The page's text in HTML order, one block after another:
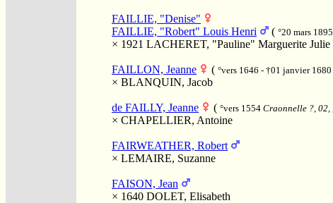
FAILLIE, "Denise"
FAILLIE, "Robert" Louis Henri
( °20 mars 1895
× 1921 LACHERET, "Pauline" Marguerite Julie
FAILLON, Jeanne ( °vers 1646 - †01 janvier 1680
× BLANQUIN, Jacob
de FAILLY, Jeanne ( °vers 1554 Craonnelle ?, 02,
× CHAPELLIER, Antoine
FAIRWEATHER, Robert
× LEMAIRE, Suzanne
FAISON, Jean
× 1640 DOLET, Elisabeth